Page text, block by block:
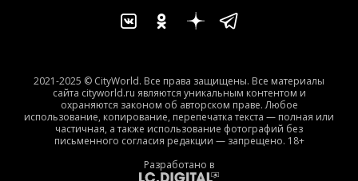
2021-2025 © CityWorld. Все права защищены. Все материалы
сайта cityworld.ru являются уникальным контентом и
охраняются законом об авторском праве. Любое
использование, копирование, перепечатка текста — полная или
частичная, а также использование фотографий без
письменного согласия редакции — запрещено. 18+
Разработано в